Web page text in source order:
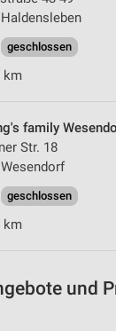
geschlossen
km
family
Str. 18
geschlossen
km
und
zur Auswahl
zur
von Inhalten
durch
der